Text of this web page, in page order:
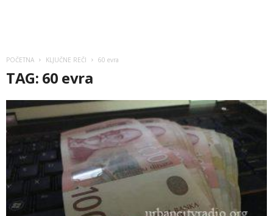
POČETNA KLJUČNE REČI 60 evra
TAG: 60 evra